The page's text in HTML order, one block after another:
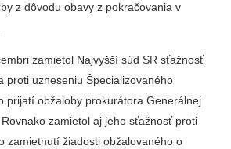
z dôvodu obavy z pokračovania v
zamietol Najvyšší súd SR sťažnosť
proti uzneseniu Špecializovaného
prijatí obžaloby prokurátora Generálnej
zamietol aj jeho sťažnosť proti
zamietnutí žiadosti obžalovaného o